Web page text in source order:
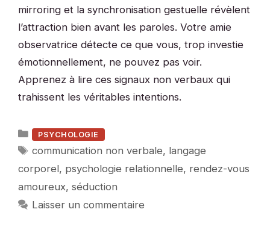
mirroring et la synchronisation gestuelle révèlent
l’attraction bien avant les paroles. Votre amie
observatrice détecte ce que vous, trop investie
émotionnellement, ne pouvez pas voir.
Apprenez à lire ces signaux non verbaux qui
trahissent les véritables intentions.
Catégories
PSYCHOLOGIE
Étiquettes
communication non verbale, langage
corporel, psychologie relationnelle, rendez-vous
amoureux, séduction
Laisser un commentaire